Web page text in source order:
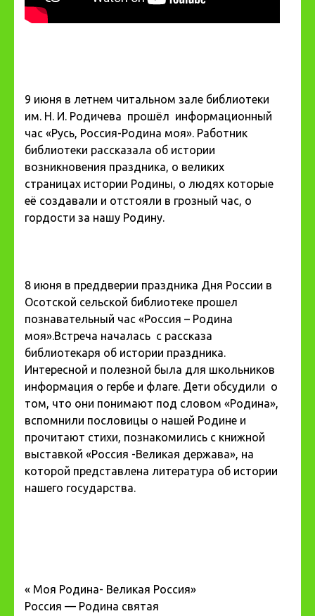
9 июня в летнем читальном зале библиотеки
им. Н. И. Родичева прошёл информационный
час «Русь, Россия-Родина моя». Работник
библиотеки рассказала об истории
возникновения праздника, о великих
страницах истории Родины, о людях которые
её создавали и отстояли в грозный час, о
гордости за нашу Родину.
8 июня в преддверии праздника Дня России в
Осотской сельской библиотеке прошел
познавательный час «Россия – Родина
моя».Встреча началась с рассказа
библиотекаря об истории праздника.
Интересной и полезной была для школьников
информация о гербе и флаге. Дети обсудили о
том, что они понимают под словом «Родина»,
вспомнили пословицы о нашей Родине и
прочитают стихи, познакомились с книжной
выставкой «Россия -Великая держава», на
которой представлена литература об истории
нашего государства.
« Моя Родина- Великая Россия»
Россия — Родина святая